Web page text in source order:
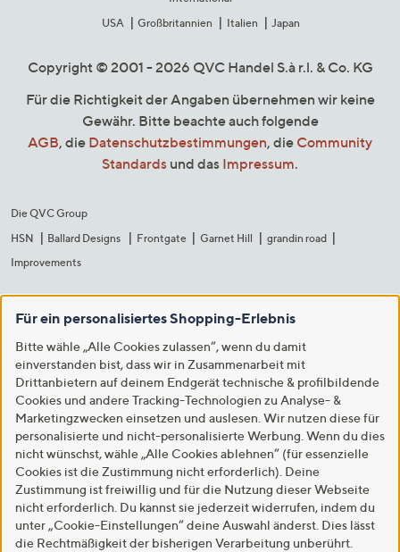
USA
Großbritannien Italien Japan
Copyright © 2001 - 2026 QVC Handel S.à r.l. & Co. KG
Für die Richtigkeit der Angaben übernehmen wir keine
Gewähr. Bitte beachte auch folgende
AGB, die Datenschutzbestimmungen, die Community
Standards und das Impressum.
Die QVC Group
HSN
Ballard Designs Frontgate Garnet Hill
grandin road
Improvements
Für ein personalisiertes Shopping-Erlebnis
Bitte wähle „Alle Cookies zulassen“, wenn du damit
einverstanden bist, dass wir in Zusammenarbeit mit
Drittanbietern auf deinem Endgerät technische & profilbildende
Cookies und andere Tracking-Technologien zu Analyse- &
Marketingzwecken einsetzen und auslesen. Wir nutzen diese für
personalisierte und nicht-personalisierte Werbung. Wenn du dies
nicht wünschst, wähle „Alle Cookies ablehnen“ (für essenzielle
Cookies ist die Zustimmung nicht erforderlich). Deine
Zustimmung ist freiwillig und für die Nutzung dieser Webseite
nicht erforderlich. Du kannst sie jederzeit widerrufen, indem du
unter „Cookie-Einstellungen“ deine Auswahl änderst. Dies lässt
die Rechtmäßigkeit der bisherigen Verarbeitung unberührt.